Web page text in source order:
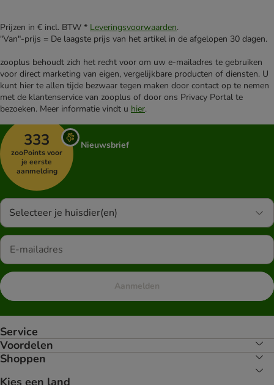
Prijzen in € incl. BTW * Leveringsvoorwaarden.
"Van"-prijs = De laagste prijs van het artikel in de afgelopen 30 dagen.
zooplus behoudt zich het recht voor om uw e-mailadres te gebruiken
voor direct marketing van eigen, vergelijkbare producten of diensten. U
kunt hier te allen tijde bezwaar tegen maken door contact op te nemen
met de klantenservice van zooplus of door ons Privacy Portal te
bezoeken. Meer informatie vindt u hier.
333
zooPoints voor
je eerste
aanmelding
Nieuwsbrief
Selecteer je huisdier(en)
Aanmelden
Service
Voordelen
Shoppen
Kies een land